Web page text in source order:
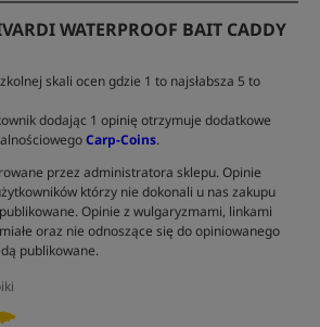
WATERPROOF BAIT CADDY
skali ocen gdzie 1 to najsłabsza 5 to
dodając 1 opinię otrzymuje dodatkowe
Carp-Coins.
przez administratora sklepu. Opinie
którzy nie dokonali u nas zakupu
Opinie z wulgaryzmami, linkami
oraz nie odnoszące się do opiniowanego
publikowane.